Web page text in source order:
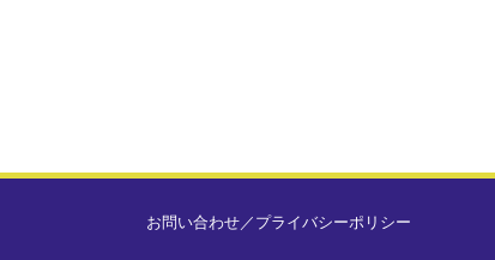
お問い合わせ ／ プライバシーポリシー